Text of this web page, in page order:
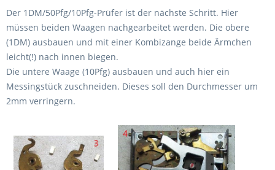
Der 1DM/50Pfg/10Pfg-Prüfer ist der nächste Schritt. Hier
müssen beiden Waagen nachgearbeitet werden. Die obere
(1DM) ausbauen und mit einer Kombizange beide Ärmchen
leicht(!) nach innen biegen.
Die untere Waage (10Pfg) ausbauen und auch hier ein
Messingstück zuschneiden. Dieses soll den Durchmesser um
2mm verringern.